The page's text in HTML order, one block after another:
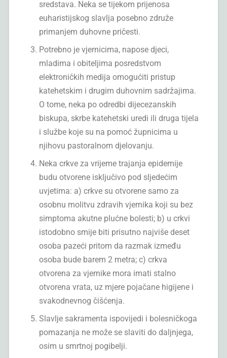
sredstava. Neka se tijekom prijenosa
euharistijskog slavlja posebno združe
primanjem duhovne pričesti.
Potrebno je vjernicima, napose djeci,
mladima i obiteljima posredstvom
elektroničkih medija omogućiti pristup
katehetskim i drugim duhovnim sadržajima.
O tome, neka po odredbi dijecezanskih
biskupa, skrbe katehetski uredi ili druga tijela
i službe koje su na pomoć župnicima u
njihovu pastoralnom djelovanju.
Neka crkve za vrijeme trajanja epidemije
budu otvorene isključivo pod sljedećim
uvjetima: a) crkve su otvorene samo za
osobnu molitvu zdravih vjernika koji su bez
simptoma akutne plućne bolesti; b) u crkvi
istodobno smije biti prisutno najviše deset
osoba pazeći pritom da razmak između
osoba bude barem 2 metra; c) crkva
otvorena za vjernike mora imati stalno
otvorena vrata, uz mjere pojačane higijene i
svakodnevnog čišćenja.
Slavlje sakramenta ispovijedi i bolesničkoga
pomazanja ne može se slaviti do daljnjega,
osim u smrtnoj pogibelji.